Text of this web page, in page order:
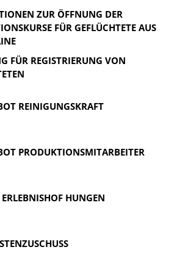
ZUR ÖFFNUNG DER
FÜR GEFLÜCHTETE AUS
FÜR REGISTRIERUNG VON
REINIGUNGSKRAFT
PRODUKTIONSMITARBEITER
HUNGEN